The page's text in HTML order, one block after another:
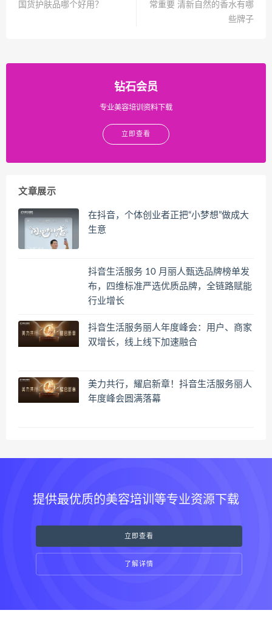
国货护肤品哪个好用？
常重要 清新自然的香水有哪
些牌子
钻石会员
专业美容培训资料下载
立即查看
文章展示
在抖音，个体创业者正把“小梦想”做成大
生意
抖音生活服务 10 月丽人甄选品牌榜单发
布，四维标准严选优质品牌，全链路赋能
行业增长
抖音生活服务丽人年度峰会：用户、商家
双增长，线上线下加速融合
美力共行，耀启新章！抖音生活服务丽人
年度峰会圆满落幕
提供最优质的美容培训等专业资源下载
立即查看
了解详情